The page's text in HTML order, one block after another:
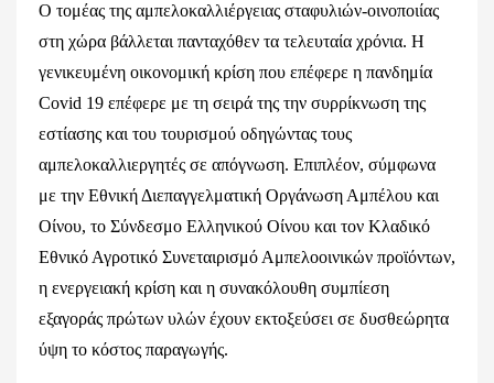
Ο τομέας της αμπελοκαλλιέργειας σταφυλιών-οινοποιίας
στη χώρα βάλλεται πανταχόθεν τα τελευταία χρόνια. Η
γενικευμένη οικονομική κρίση που επέφερε η πανδημία
Covid 19 επέφερε με τη σειρά της την συρρίκνωση της
εστίασης και του τουρισμού οδηγώντας τους
αμπελοκαλλιεργητές σε απόγνωση. Επιπλέον, σύμφωνα
με την Εθνική Διεπαγγελματική Οργάνωση Αμπέλου και
Οίνου, το Σύνδεσμο Ελληνικού Οίνου και τον Κλαδικό
Εθνικό Αγροτικό Συνεταιρισμό Αμπελοοινικών προϊόντων,
η ενεργειακή κρίση και η συνακόλουθη συμπίεση
εξαγοράς πρώτων υλών έχουν εκτοξεύσει σε δυσθεώρητα
ύψη το κόστος παραγωγής.